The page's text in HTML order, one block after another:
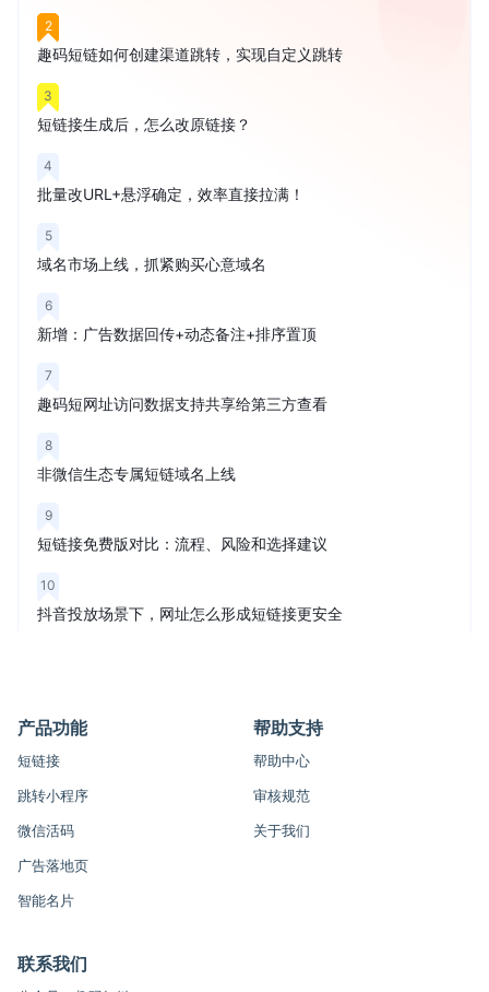
2
趣码短链如何创建渠道跳转，实现自定义跳转
3
短链接生成后，怎么改原链接？
4
批量改URL+悬浮确定，效率直接拉满！
5
域名市场上线，抓紧购买心意域名
6
新增：广告数据回传+动态备注+排序置顶
7
趣码短网址访问数据支持共享给第三方查看
8
非微信生态专属短链域名上线
9
短链接免费版对比：流程、风险和选择建议
10
抖音投放场景下，网址怎么形成短链接更安全
产品功能
短链接
跳转小程序
微信活码
广告落地页
智能名片
帮助支持
帮助中心
审核规范
关于我们
联系我们